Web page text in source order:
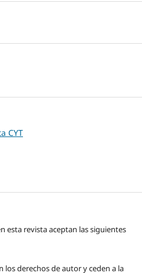
CYT
esta revista aceptan las siguientes
los derechos de autor y ceden a la